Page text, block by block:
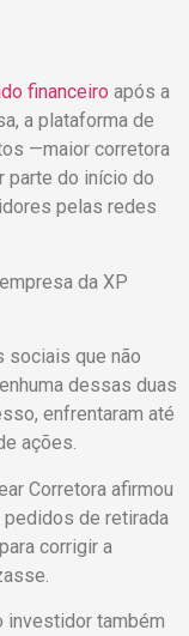
financeiro após a
a plataforma de
—maior corretora
parte do início do
pelas redes
da XP
sociais que não
dessas duas
enfrentaram até
ações.
Corretora afirmou
de retirada
corrigir a
investidor também